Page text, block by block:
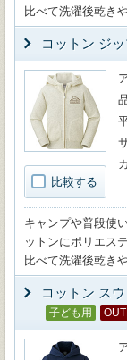
比べて洗濯後乾き
コットン ジ
比較する
キャンプや普段使
ットンにポリエス
比べて洗濯後乾き
コットン ス
子ども用